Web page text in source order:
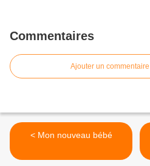
Commentaires
Ajouter un commentaire
< Mon nouveau bébé